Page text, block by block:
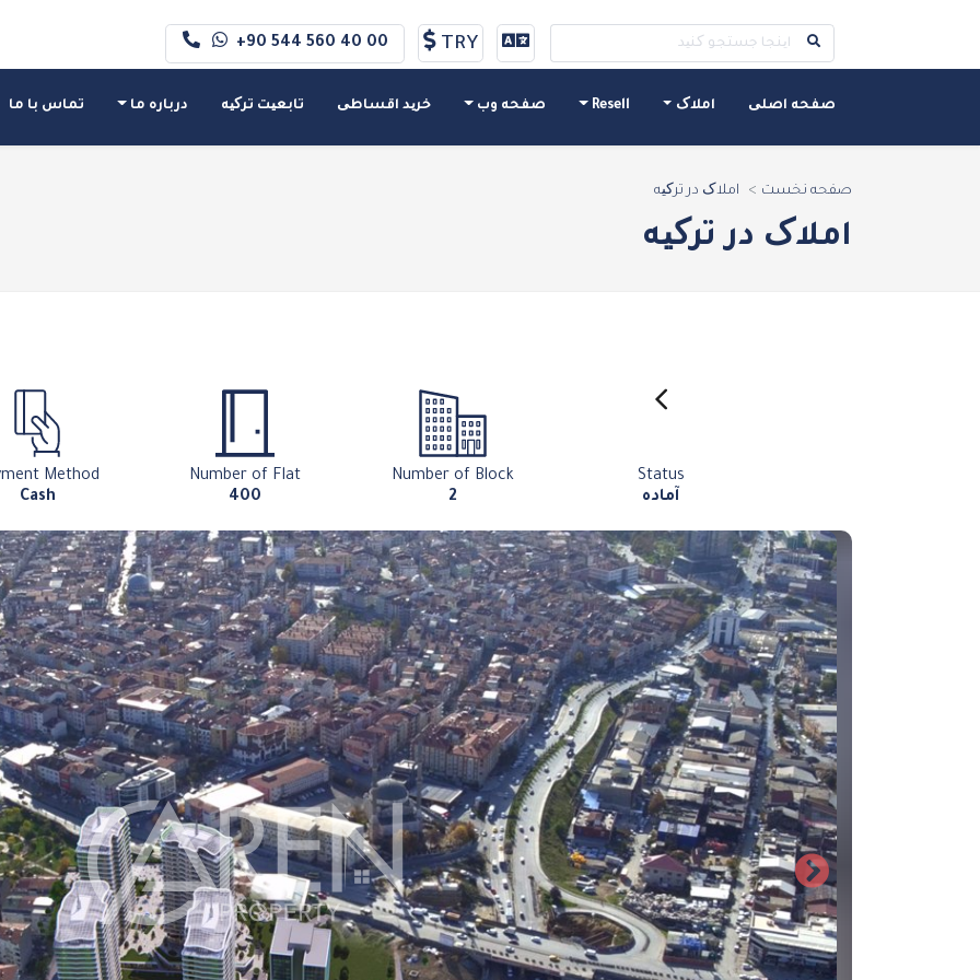
TRY
+90 544 560 40 00
صفحه اصلی املاک Resell صفحه وب خرید اقساطی تابعیت ترکیه درباره ما تماس با ما
صفحه نخست املاک در ترکیه
املاک در ترکیه
Status
آماده
Number of Block
2
Number of Flat
400
Method
Cash